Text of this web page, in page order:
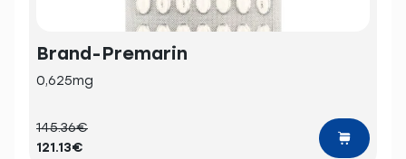
Brand-Premarin
0,625mg
145.36€
121.13€